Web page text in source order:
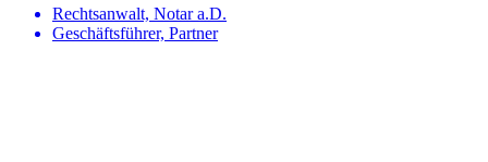
Rechtsanwalt, Notar a.D.
Geschäftsführer, Partner